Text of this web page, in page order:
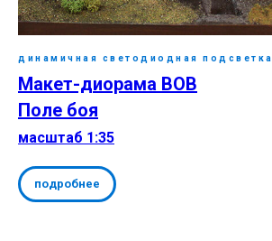
динамичная светодиодная подсветка
Макет-диорама ВОВ
Поле боя
масштаб 1:35
подробнее